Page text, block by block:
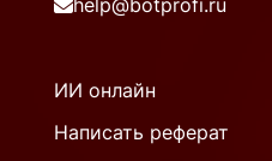
help@botprofi.ru
ИИ онлайн
Написать реферат